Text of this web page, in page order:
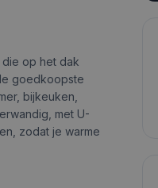
op het dak
goedkoopste
bijkeuken,
met U-
zodat je warme